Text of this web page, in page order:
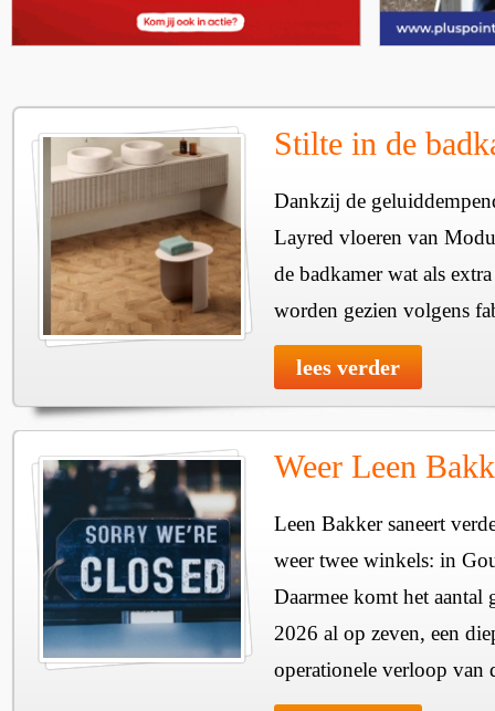
Stilte in de
Dankzij de
Layred vloeren van
de badkamer wat als
worden gezien volgens
lees verder
Weer Leen
Leen Bakker saneert
weer twee winkels: in
Daarmee komt het aantal
2026 al op zeven, een
operationele verloop van